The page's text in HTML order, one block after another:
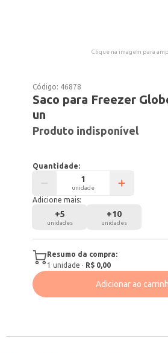
Clique na imagem para
Código: 46878
Saco para Freezer
un
Produto indisponível
Quantidade:
unidade
Adicione mais:
+5
unidades
+10
unidades
Resumo da compra:
1 unidade · R$ 0,00
Adicionar ao